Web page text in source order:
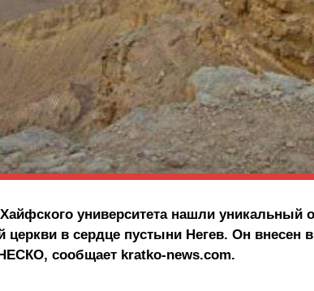
университета нашли уникальный
церкви в сердце пустыни Негев. Он внесен
сообщает kratko-news.com.